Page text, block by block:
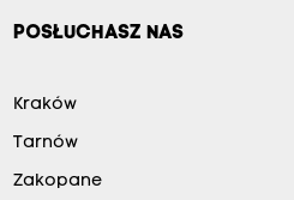
POSŁUCHASZ NAS
Kraków
Tarnów
Zakopane